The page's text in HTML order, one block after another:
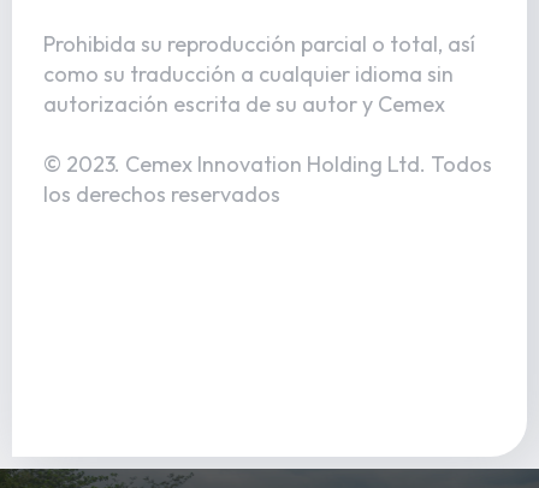
Prohibida su reproducción parcial o total, así
como su traducción a cualquier idioma sin
autorización escrita de su autor y Cemex
© 2023. Cemex Innovation Holding Ltd. Todos
los derechos reservados